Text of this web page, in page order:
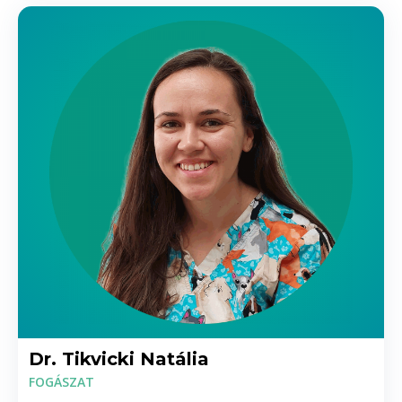
75.000 Ft
Zirkon korona
95.000 Ft
Csiszolás díja
5000 /fog Ft
Ideiglenes korona rendelői akrilátból
7000 /darab Ft
Ideiglenes korona rendelői tömőanyagból
7000 /darab Ft
Ideiglenes pótlás (technikus által készített)
műanyag
egyedi árképzés Ft
Korona/híd eltávolítás horgonyonként
10.000 Ft
Dr. Tikvicki Natália
FOGÁSZAT